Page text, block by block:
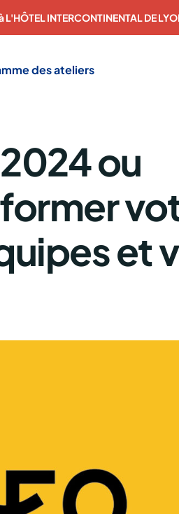
INTERCONTINENTAL DE
/ RAF.
des ateliers
ou
et